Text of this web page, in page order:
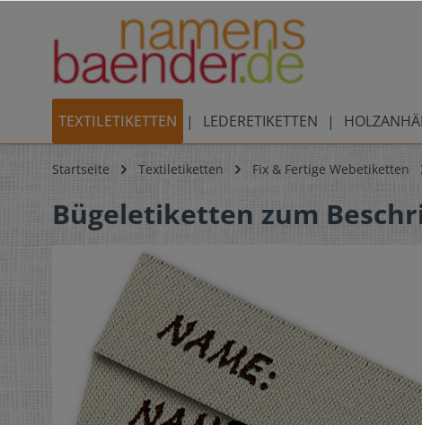
TEXTILETIKETTEN LEDERETIKETTEN
Startseite Textiletiketten Fix & Fertige Webetiketten
Bügeletiketten zum